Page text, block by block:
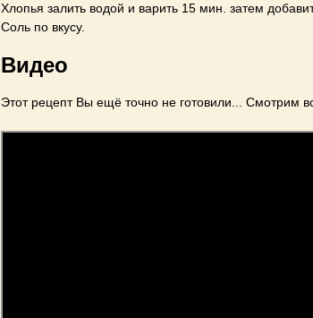
Хлопья залить водой и варить 15 мин. затем
Соль по вкусу.
Видео
Этот рецепт Вы ещё точно не готовили... Смотрим